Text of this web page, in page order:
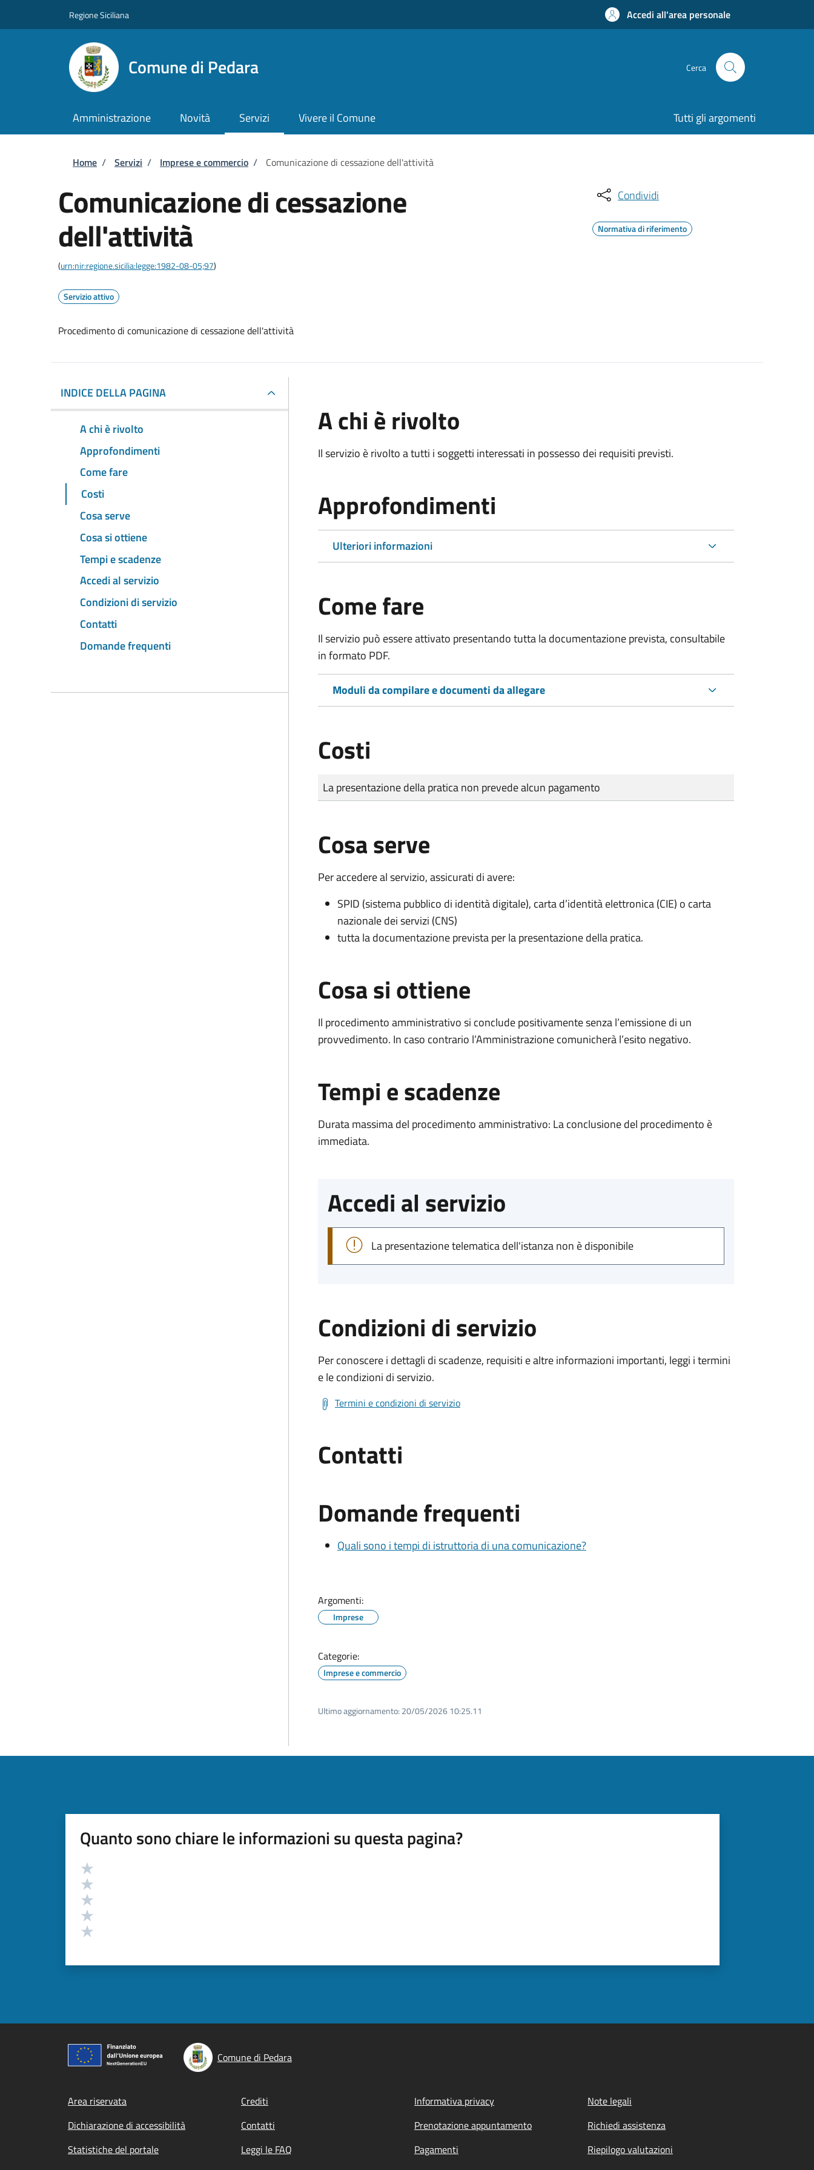
Regione Siciliana Accedi all'area personale
Comune di Pedara Cerca
Amministrazione Novità Servizi Vivere il Comune Tutti gli argomenti
Briciole di pane
Home / Servizi / Imprese e commercio / Comunicazione di cessazione dell'attività
Comunicazione di cessazione
dell'attività
(urn:nir:regione.sicilia:legge:1982-08-05;97)
Servizio attivo
Procedimento di comunicazione di cessazione dell'attività
Condividi
Normativa di riferimento
INDICE DELLA PAGINA
A chi è rivolto
Approfondimenti
Come fare
Costi
Cosa serve
Cosa si ottiene
Tempi e scadenze
Accedi al servizio
Condizioni di servizio
Contatti
Domande frequenti
A chi è rivolto
Il servizio è rivolto a tutti i soggetti interessati in possesso dei requisiti previsti.
Approfondimenti
Ulteriori informazioni
Come fare
Il servizio può essere attivato presentando tutta la documentazione prevista, consultabile
in formato PDF.
Moduli da compilare e documenti da allegare
Costi
Tipo di pagamento
Importo
La presentazione della pratica non prevede alcun pagamento
Cosa serve
Per accedere al servizio, assicurati di avere:
SPID (sistema pubblico di identità digitale), carta d’identità elettronica (CIE) o carta
nazionale dei servizi (CNS)
tutta la documentazione prevista per la presentazione della pratica.
Cosa si ottiene
Il procedimento amministrativo si conclude positivamente senza l’emissione di un
provvedimento. In caso contrario l’Amministrazione comunicherà l’esito negativo.
Tempi e scadenze
Durata massima del procedimento amministrativo: La conclusione del procedimento è
immediata.
Accedi al servizio
La presentazione telematica dell'istanza non è disponibile
Condizioni di servizio
Per conoscere i dettagli di scadenze, requisiti e altre informazioni importanti, leggi i termini
e le condizioni di servizio.
Termini e condizioni di servizio
Contatti
Domande frequenti
Quali sono i tempi di istruttoria di una comunicazione?
Argomenti:
Imprese
Categorie:
Imprese e commercio
Ultimo aggiornamento: 20/05/2026 10:25.11
Quanto sono chiare le informazioni su questa pagina?
Valutazione
Comune di Pedara
Footer menu
Area riservata Crediti Informativa privacy
Note legali
Dichiarazione di accessibilità
Contatti Prenotazione appuntamento
Richiedi assistenza
Statistiche del portale
Leggi le FAQ Pagamenti
Riepilogo valutazioni